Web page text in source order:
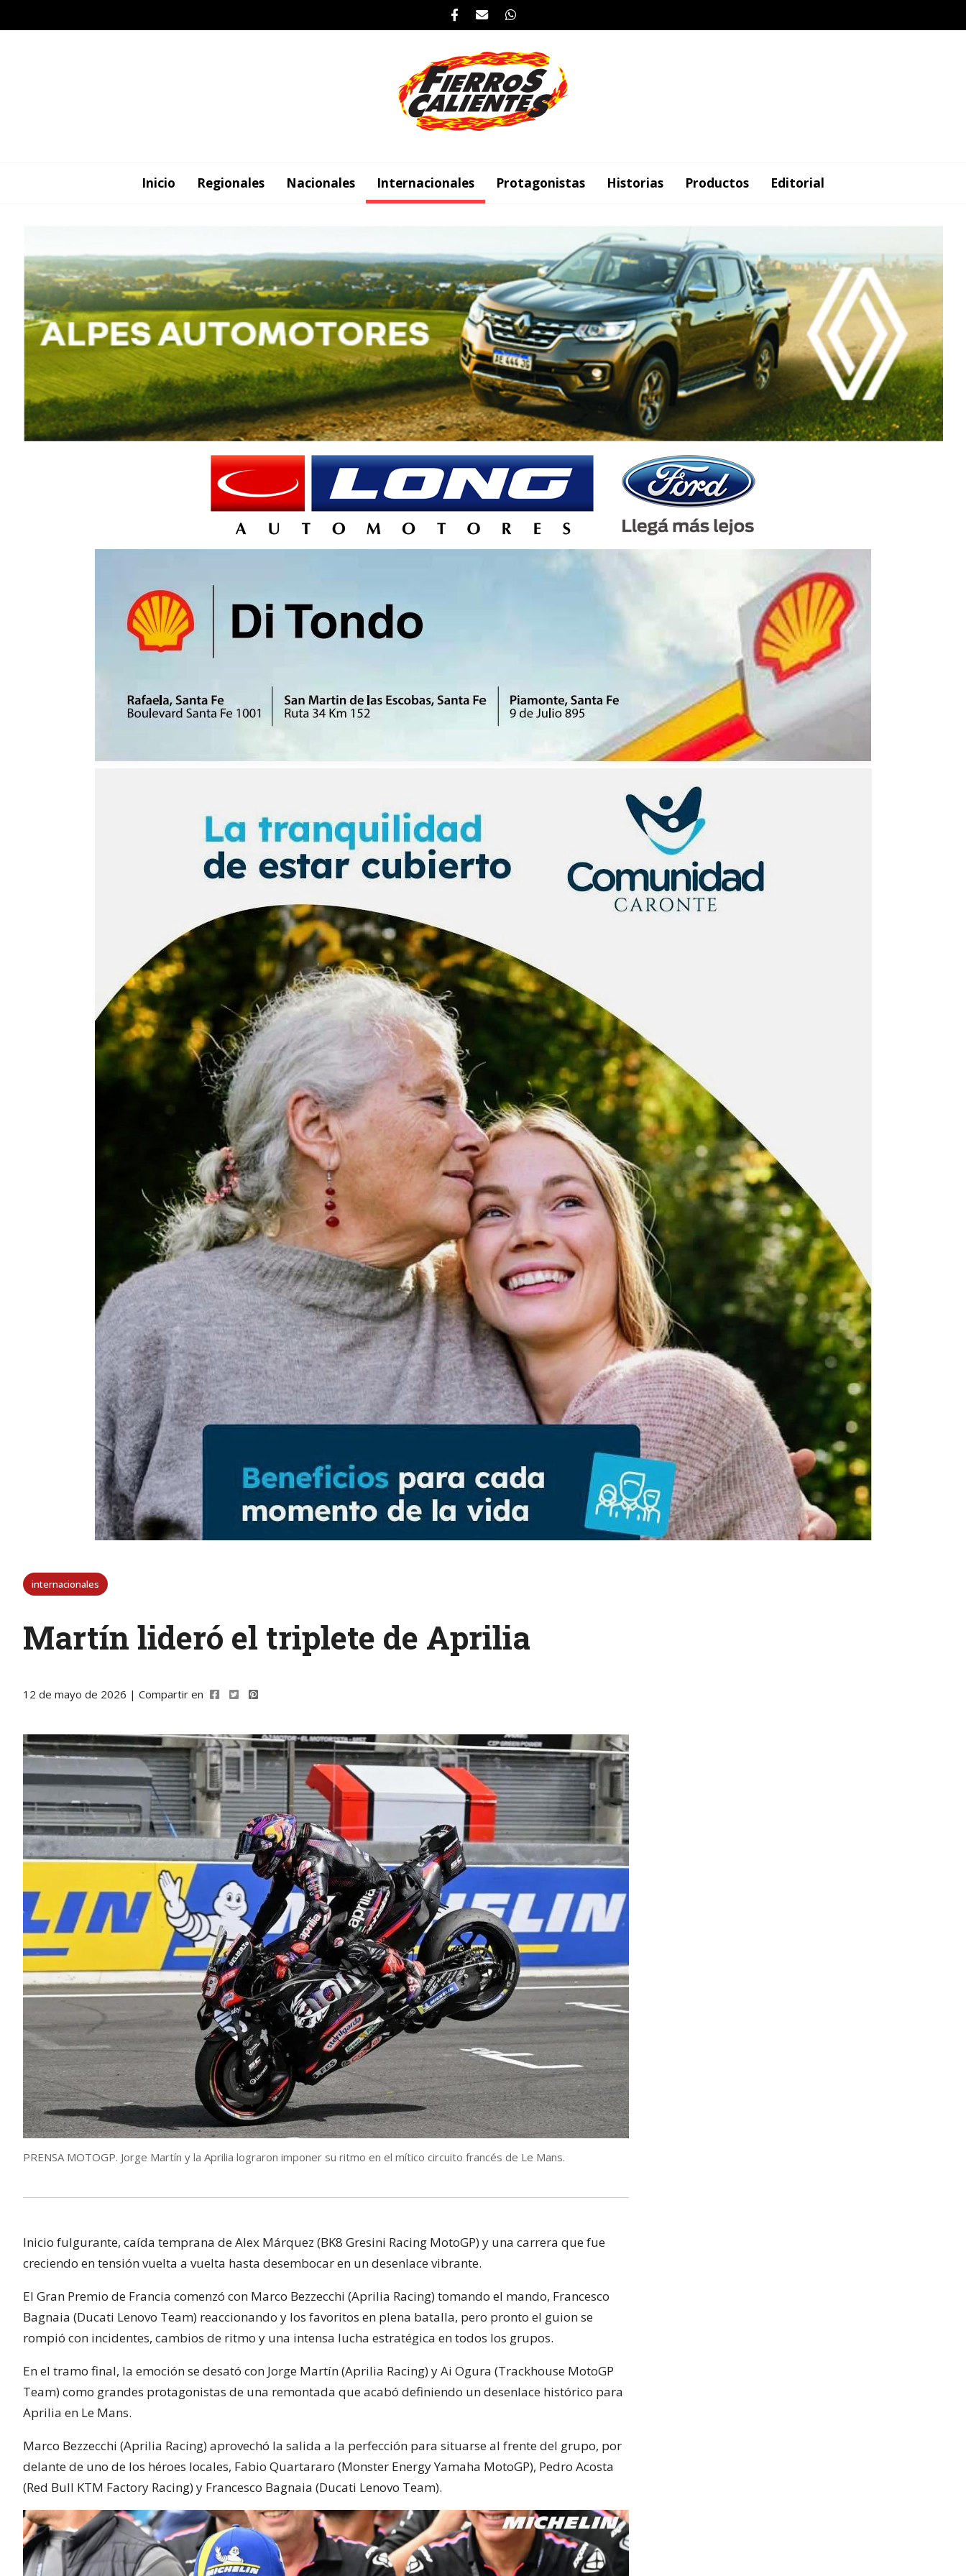
Inicio Regionales Nacionales Internacionales Protagonistas Historias Productos Editorial
internacionales
Martín lideró el triplete de Aprilia
12 de mayo de 2026 | Compartir en
PRENSA MOTOGP. Jorge Martín y la Aprilia lograron imponer su ritmo en el mítico circuito francés de Le Mans.
Inicio fulgurante, caída temprana de Alex Márquez (BK8 Gresini Racing MotoGP) y una carrera que fue
creciendo en tensión vuelta a vuelta hasta desembocar en un desenlace vibrante.
El Gran Premio de Francia comenzó con Marco Bezzecchi (Aprilia Racing) tomando el mando, Francesco
Bagnaia (Ducati Lenovo Team) reaccionando y los favoritos en plena batalla, pero pronto el guion se
rompió con incidentes, cambios de ritmo y una intensa lucha estratégica en todos los grupos.
En el tramo final, la emoción se desató con Jorge Martín (Aprilia Racing) y Ai Ogura (Trackhouse MotoGP
Team) como grandes protagonistas de una remontada que acabó definiendo un desenlace histórico para
Aprilia en Le Mans.
Marco Bezzecchi (Aprilia Racing) aprovechó la salida a la perfección para situarse al frente del grupo, por
delante de uno de los héroes locales, Fabio Quartararo (Monster Energy Yamaha MotoGP), Pedro Acosta
(Red Bull KTM Factory Racing) y Francesco Bagnaia (Ducati Lenovo Team).